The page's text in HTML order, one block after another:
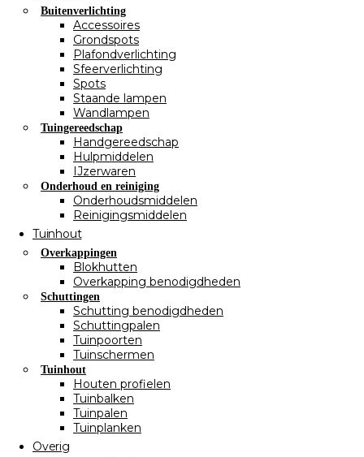
Buitenverlichting
Accessoires
Grondspots
Plafondverlichting
Sfeerverlichting
Spots
Staande lampen
Wandlampen
Tuingereedschap
Handgereedschap
Hulpmiddelen
IJzerwaren
Onderhoud en reiniging
Onderhoudsmiddelen
Reinigingsmiddelen
Tuinhout
Overkappingen
Blokhutten
Overkapping benodigdheden
Schuttingen
Schutting benodigdheden
Schuttingpalen
Tuinpoorten
Tuinschermen
Tuinhout
Houten profielen
Tuinbalken
Tuinpalen
Tuinplanken
Overig